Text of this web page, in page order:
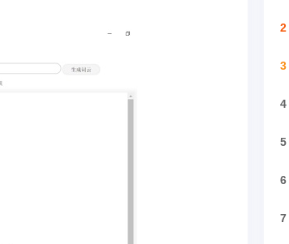
2
3
4
5
6
7